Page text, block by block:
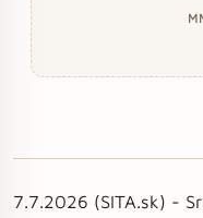
7.7.2026 (SITA.sk) -